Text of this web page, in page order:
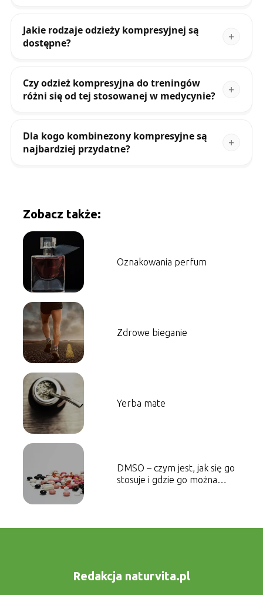
Jakie rodzaje odzieży kompresyjnej są
dostępne?
Czy odzież kompresyjna do treningów
różni się od tej stosowanej w medycynie?
Dla kogo kombinezony kompresyjne są
najbardziej przydatne?
Zobacz także:
Oznakowania perfum
Zdrowe bieganie
Yerba mate
DMSO – czym jest, jak się go
stosuje i gdzie go można
Redakcja naturvita.pl